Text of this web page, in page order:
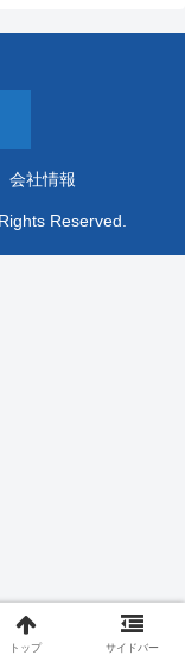
会社情報
Reserved.
トップ サイドバー